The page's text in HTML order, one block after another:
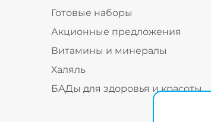
Готовые наборы
Акционные предложения
Витамины и минералы
Халяль
БАДы для здоровья и красоты